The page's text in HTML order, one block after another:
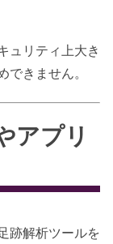
ュリティ上大き
きません。
アプリ
跡解析ツールを